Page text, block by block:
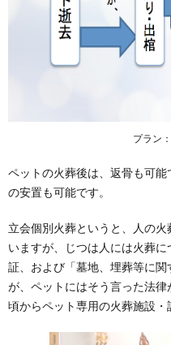
プラン
ペットの火葬後は、返骨も可
の安置も可能です。
立会個別火葬というと、人の
いますが、じつは人には火葬
証、および「墓地、埋葬等に
が、ペットにはそう言った法
頃からペット専用の火葬施設・